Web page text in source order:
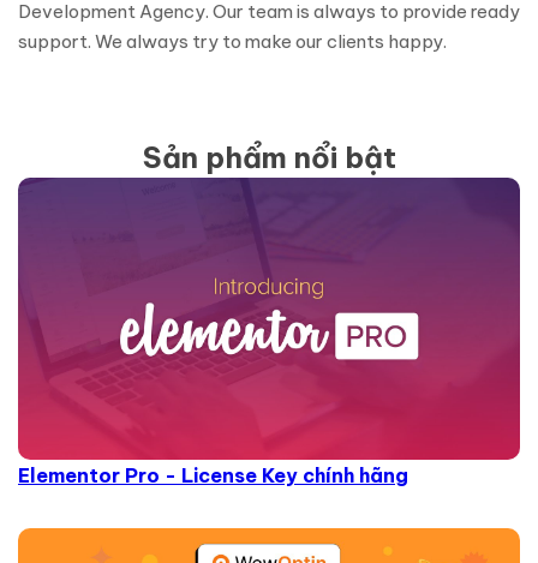
Development Agency. Our team is always to provide ready
support. We always try to make our clients happy.
Sản phẩm nổi bật
Elementor Pro - License Key chính hãng